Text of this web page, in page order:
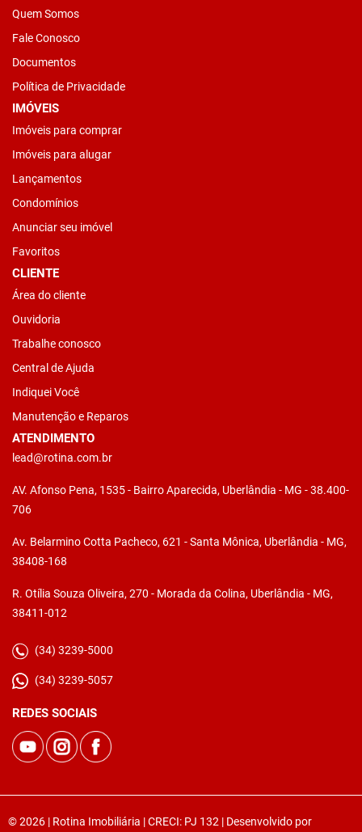
Quem Somos
Fale Conosco
Documentos
Política de Privacidade
IMÓVEIS
Imóveis para comprar
Imóveis para alugar
Lançamentos
Condomínios
Anunciar seu imóvel
Favoritos
CLIENTE
Área do cliente
Ouvidoria
Trabalhe conosco
Central de Ajuda
Indiquei Você
Manutenção e Reparos
ATENDIMENTO
lead@rotina.com.br
AV. Afonso Pena, 1535 - Bairro Aparecida, Uberlândia - MG - 38.400-
706
Av. Belarmino Cotta Pacheco, 621 - Santa Mônica, Uberlândia - MG,
38408-168
R. Otília Souza Oliveira, 270 - Morada da Colina, Uberlândia - MG,
38411-012
(34) 3239-5000
(34) 3239-5057
REDES SOCIAIS
© 2026 | Rotina Imobiliária | CRECI: PJ 132 | Desenvolvido por